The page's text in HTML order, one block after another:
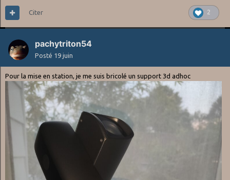
2
Citer
pachytriton54
Posté 19 juin
Pour la mise en station, je me suis bricolé un support 3d adhoc